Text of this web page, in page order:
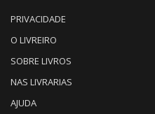
PRIVACIDADE
O LIVREIRO
SOBRE LIVROS
NAS LIVRARIAS
AJUDA